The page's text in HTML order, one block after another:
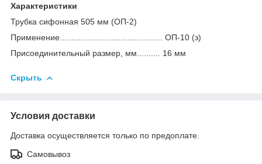
Характеристики
Трубка сифонная 505 мм (ОП-2)
Применение............................................ ОП-10 (з)
Присоединительный размер, мм.......... 16 мм
Скрыть
Условия доставки
Доставка осуществляется только по предоплате.
Самовывоз